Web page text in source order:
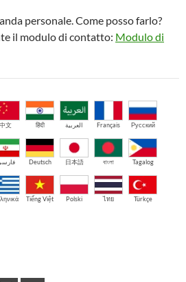
personale. Come posso farlo?
il modulo di contatto: Modulo di
中文 हिंदी العربية Français Русский
Deutsch 日本語 বাংলা Tagalog
Tiếng Việt Polski ไทย Türkçe